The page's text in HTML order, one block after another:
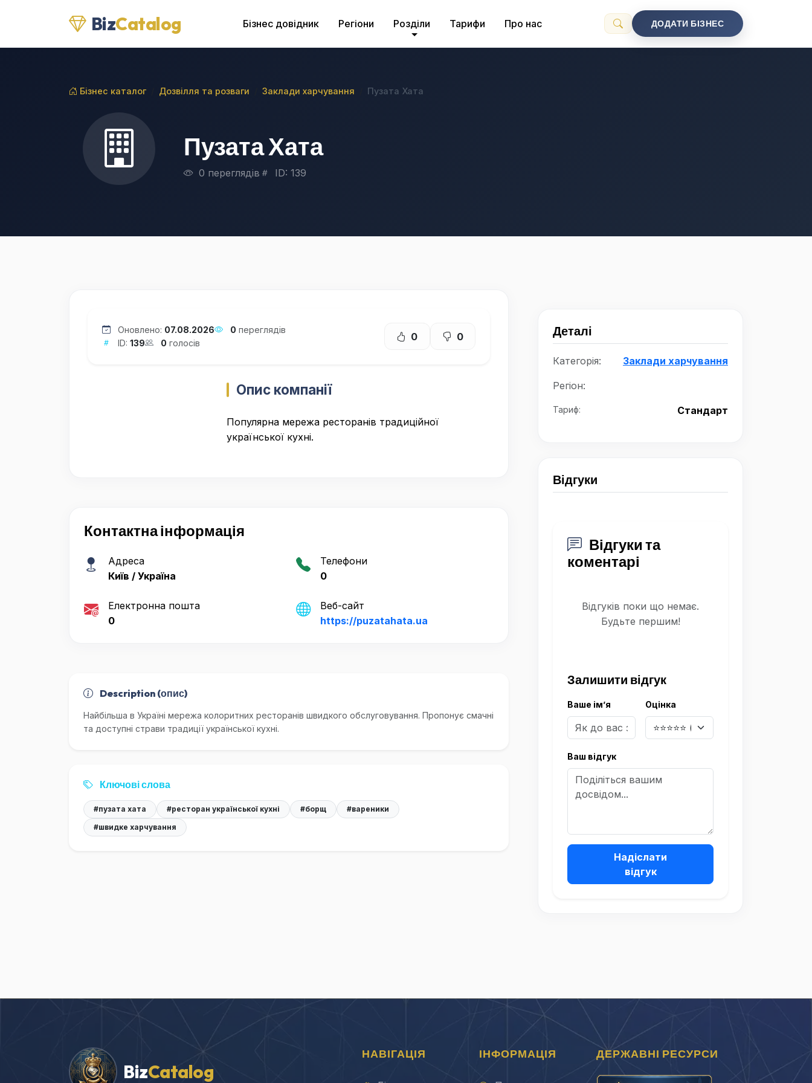
BizCatalog Бізнес довідник Регіони Розділи Тарифи Про нас ДОДАТИ БІЗНЕС
Бізнес каталог Дозвілля та розваги Заклади харчування Пузата Хата
Пузата Хата
0 переглядів ID: 139
Оновлено: 07.08.2026 0 переглядів
ID: 139 0 голосів
0 0
Опис компанії
Популярна мережа ресторанів традиційної
української кухні.
Контактна інформація
Адреса
Київ / Україна
Телефони
0
Електронна пошта
0
Веб-сайт
https://puzatahata.ua
Description (опис)
Найбільша в Україні мережа колоритних ресторанів швидкого обслуговування. Пропонує смачні
та доступні страви традиції української кухні.
Ключові слова
#пузата хата #ресторан української кухні #борщ
#вареники
#швидке харчування
Деталі
Категорія: Заклади харчування
Регіон:
Тариф: Стандарт
Відгуки
Відгуки та
коментарі
Відгуків поки що немає.
Будьте першим!
Залишити відгук
Ваше ім’я Оцінка
Ваш відгук
Надіслати
відгук
BizCatalog
НАВІГАЦІЯ ІНФОРМАЦІЯ ДЕРЖАВНІ РЕСУРСИ